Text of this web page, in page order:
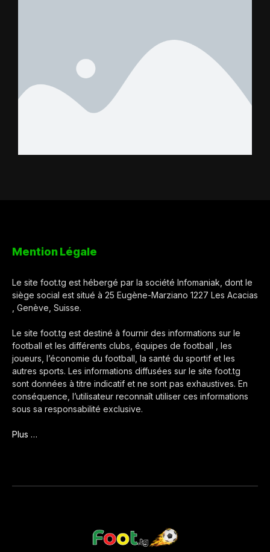
Mention Légale
Le site foot.tg est hébergé par la société Infomaniak, dont le
siège social est situé à 25 Eugène-Marziano 1227 Les Acacias
, Genève, Suisse.
Le site foot.tg est destiné à fournir des informations sur le
football et les différents clubs, équipes de football , les
joueurs, l’économie du football, la santé du sportif et les
autres sports. Les informations diffusées sur le site foot.tg
sont données à titre indicatif et ne sont pas exhaustives. En
conséquence, l’utilisateur reconnaît utiliser ces informations
sous sa responsabilité exclusive.
Plus …